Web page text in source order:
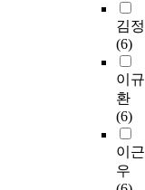
김정
(6)
이규
환
(6)
이근
우